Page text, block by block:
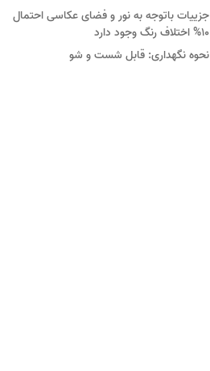
جزییاتباتوجه به نور و فضای عکاسی احتمال
10% اختلاف رنگ وجود دارد
نحوه نگهداری: قابل شست و شو